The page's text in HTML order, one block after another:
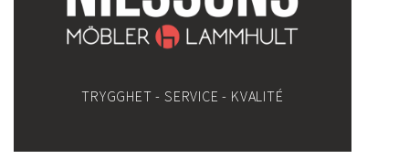
TRYGGHET - SERVICE - KVALITÉ